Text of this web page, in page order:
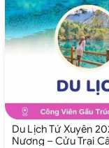
Du Lịch Tứ Xuyên
Nương – Cửu Trại